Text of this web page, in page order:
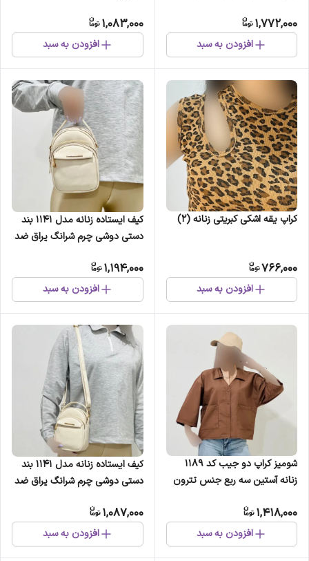
1,772,000
افزودن به سبد
1,083,000
افزودن به سبد
کراپ یقه اشکی کبریتی زنانه (2)
766,000
افزودن به سبد
کیف ایستاده زنانه مدل 1141 بند
دستی دوشی چرم شرانگ یراق ضد
1,194,000
افزودن به سبد
شومیز کراپ دو جیب کد 1189
زنانه آستین سه ربع جنس تترون
1,418,000
افزودن به سبد
کیف ایستاده زنانه مدل 1141 بند
دستی دوشی چرم شرانگ یراق ضد
1,087,000
افزودن به سبد